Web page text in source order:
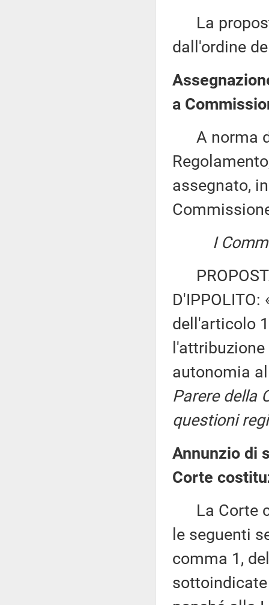
La
dall'ordine
a
A norma
assegnato,
I
dell'articolo
autonomia
Parere della
questioni
Annunzio di
Corte
La Corte
le seguenti
comma 1,